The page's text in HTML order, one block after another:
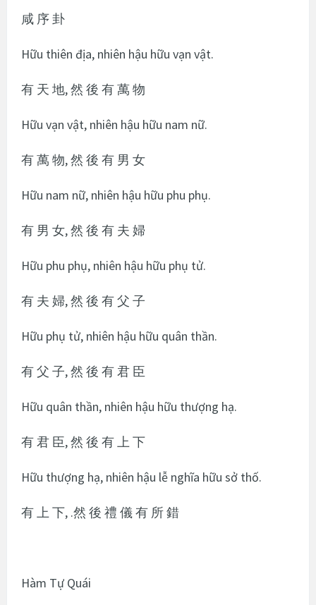
咸 序 卦
Hữu thiên địa, nhiên hậu hữu vạn vật.
有 天 地, 然 後 有 萬 物
Hữu vạn vật, nhiên hậu hữu nam nữ.
有 萬 物, 然 後 有 男 女
Hữu nam nữ, nhiên hậu hữu phu phụ.
有 男 女, 然 後 有 夫 婦
Hữu phu phụ, nhiên hậu hữu phụ tử.
有 夫 婦, 然 後 有 父 子
Hữu phụ tử, nhiên hậu hữu quân thần.
有 父 子, 然 後 有 君 臣
Hữu quân thần, nhiên hậu hữu thượng hạ.
有 君 臣, 然 後 有 上 下
Hữu thượng hạ, nhiên hậu lễ nghĩa hữu sở thố.
有 上 下, .然 後 禮 儀 有 所 錯
Hàm Tự Quái